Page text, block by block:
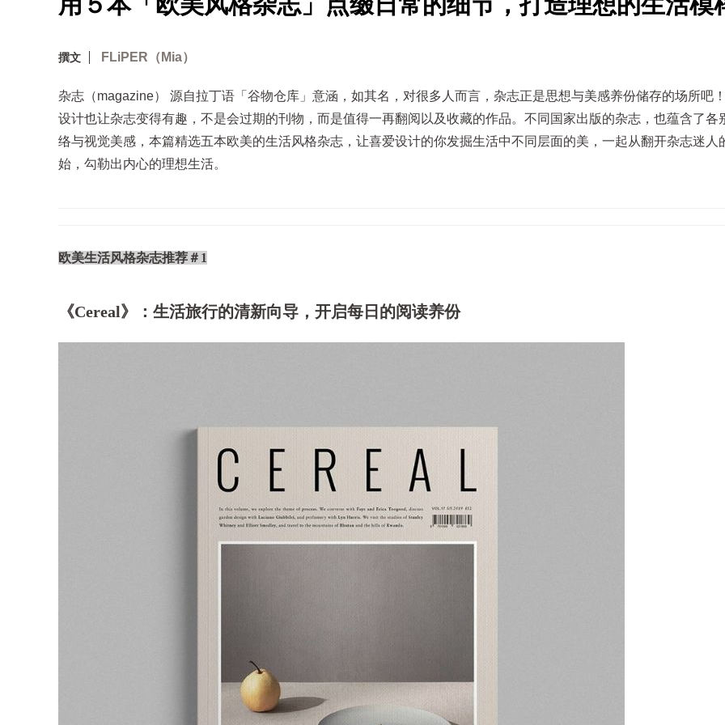
撰文 FLiPER（Mia）
杂志（magazine） 源自拉丁语「谷物仓库」意涵，如其名，对很多人而言，杂志正是思想与美感养份储存的场所吧
设计也让杂志变得有趣，不是会过期的刊物，而是值得一再翻阅以及收藏的作品。不同国家出版的杂志，也蕴含了各
络与视觉美感，本篇精选五本欧美的生活风格杂志，让喜爱设计的你发掘生活中不同层面的美，一起从翻开杂志迷人
始，勾勒出内心的理想生活。
欧美生活风格杂志推荐＃1
《Cereal》：生活旅行的清新向导，开启每日的阅读养份